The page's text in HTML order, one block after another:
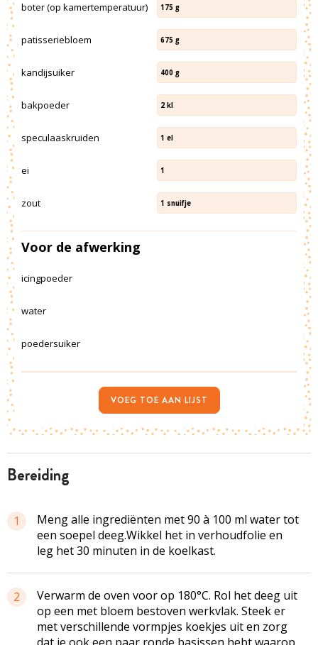
bereiding
1
Meng alle ingrediënten met 90 à 100 ml water tot
een soepel deeg.Wikkel het in verhoudfolie en
leg het 30 minuten in de koelkast.
2
Verwarm de oven voor op 180°C. Rol het deeg uit
op een met bloem bestoven werkvlak. Steek er
met verschillende vormpjes koekjes uit en zorg
boter (op kamertemperatuur) 175 g
patisseriebloem 675 g
kandijsuiker 400 g
bakpoeder 2 kl
speculaaskruiden 1 el
ei 1
zout 1 snuifje
Voor de afwerking
icingpoeder
water
poedersuiker
VOEG TOE AAN LIJST